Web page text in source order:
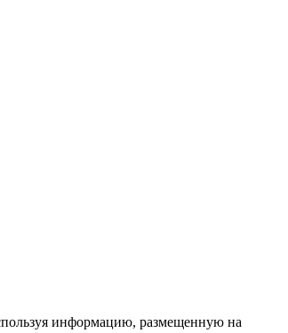
информацию, размещенную на